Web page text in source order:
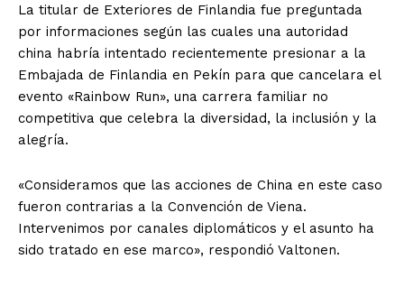
La titular de Exteriores de Finlandia fue preguntada
por informaciones según las cuales una autoridad
china habría intentado recientemente presionar a la
Embajada de Finlandia en Pekín para que cancelara el
evento «Rainbow Run», una carrera familiar no
competitiva que celebra la diversidad, la inclusión y la
alegría.
«Consideramos que las acciones de China en este caso
fueron contrarias a la Convención de Viena.
Intervenimos por canales diplomáticos y el asunto ha
sido tratado en ese marco», respondió Valtonen.